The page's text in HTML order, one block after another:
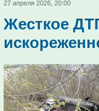
27 апреля 2026, 20:00
Жесткое